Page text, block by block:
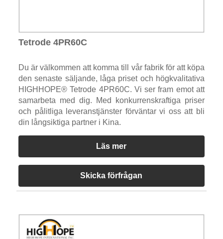
Tetrode 4PR60C
Du är välkommen att komma till vår fabrik för att köpa
den senaste säljande, låga priset och högkvalitativa
HIGHHOPE® Tetrode 4PR60C. Vi ser fram emot att
samarbeta med dig. Med konkurrenskraftiga priser
och pålitliga leveranstjänster förväntar vi oss att bli
din långsiktiga partner i Kina.
Läs mer
Skicka förfrågan